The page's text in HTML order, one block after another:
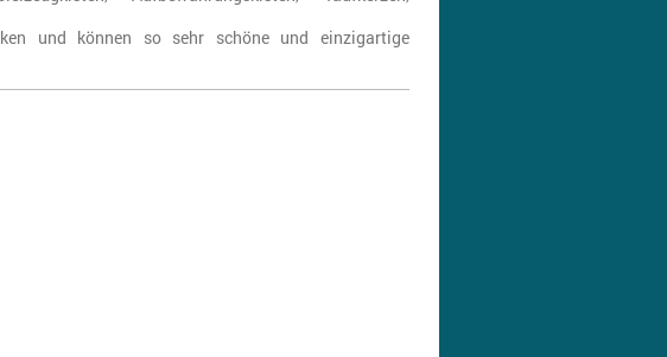
und können so sehr schöne und einzigartige